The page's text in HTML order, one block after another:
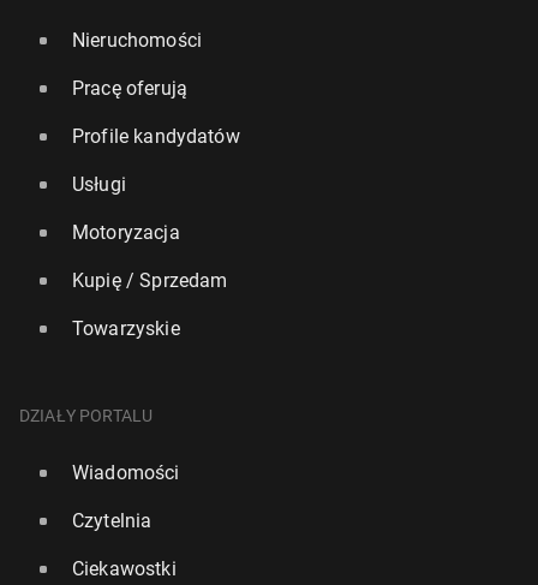
Nieruchomości
Pracę oferują
Profile kandydatów
Usługi
Motoryzacja
Kupię / Sprzedam
Towarzyskie
DZIAŁY PORTALU
Wiadomości
Czytelnia
Ciekawostki